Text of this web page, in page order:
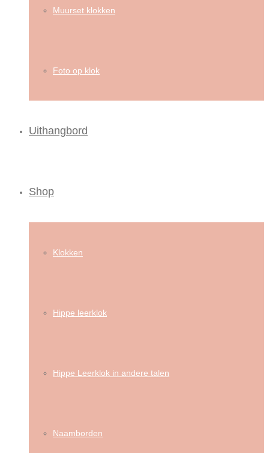
Muurset klokken
Foto op klok
Uithangbord
Shop
Klokken
Hippe leerklok
Hippe Leerklok in andere talen
Naamborden